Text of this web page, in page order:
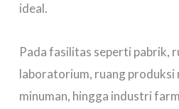
ideal.
Pada fasilitas seperti pabrik,
laboratorium, ruang produksi
minuman, hingga industri